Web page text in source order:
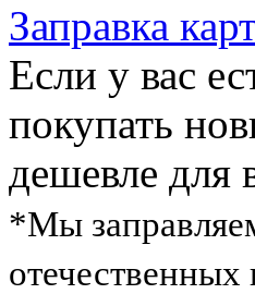
Заправка
Если у вас
покупать
дешевле для
*Мы
отечественных